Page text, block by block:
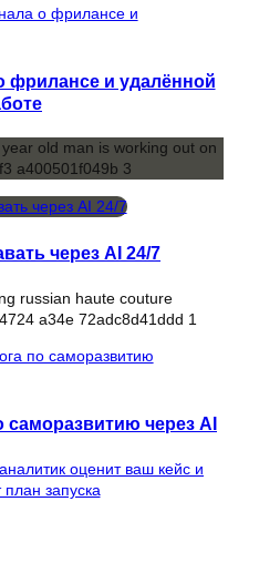
фрилансе и удалённой
через AI 24/7
саморазвитию через AI
оценит ваш кейс и
запуска